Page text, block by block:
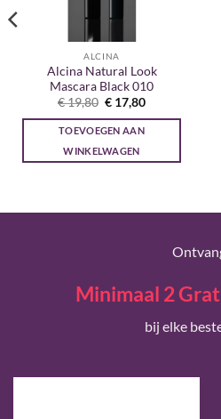
ALCINA
Alcina Natural Look
Mascara Black 010
€19,80 Oorspronkelijke
prijs
was:
€ 19,80.
€ 17,80Huidige
is:
TOEVOEGEN AAN
WINKELWAGEN
Minimaal 2
bij elke